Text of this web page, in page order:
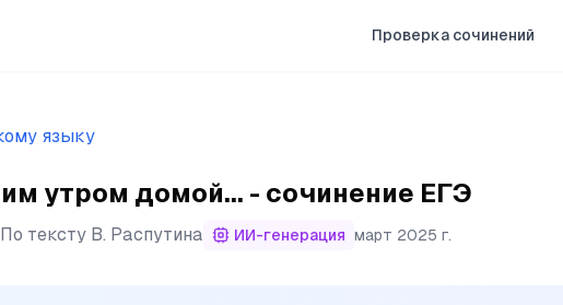
Проверка сочинений
языку
утром домой... - сочинение ЕГЭ
По тексту В. Распутина ИИ-генерация март 2025 г.